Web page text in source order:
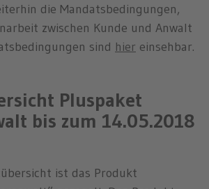
die Mandatsbedingungen,
zwischen Kunde und Anwalt
sind hier einsehbar.
Pluspaket
bis zum 14.05.2018
ist das Produkt